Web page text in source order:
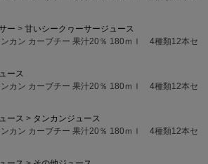
ー
甘いシークヮーサージュース
カン カーブチー 果汁20％ 180ｍｌ 4種類12本セ
ース
カン カーブチー 果汁20％ 180ｍｌ 4種類12本セ
ース
タンカンジュース
カン カーブチー 果汁20％ 180ｍｌ 4種類12本セ